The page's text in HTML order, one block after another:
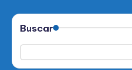
Buscar